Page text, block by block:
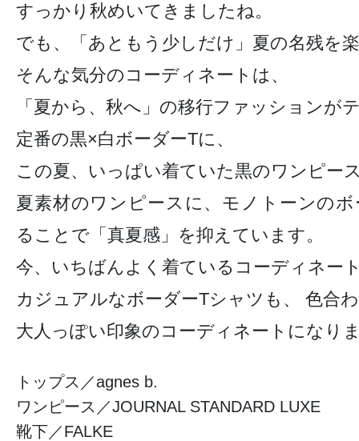
すっかり秋めいてきましたね。
でも、「あともう少しだけ」夏の名残を
そんな気分のコーディネートは、
「夏から、秋へ」の移行ファッションが
定番の黒×白ボーダーTに、
この夏、いっぱい着ていた黒のワンピー
夏素材のワンピースに、モノトーンの
ることで「真夏感」を抑えています。
今、いちばんよく着ているコーディネー
カジュアルなボーダーTシャツも、 色合
大人っぽい印象のコーディネートになり
トップス／agnes b.
ワンピース／JOURNAL STANDARD LUXE
靴下／FALKE